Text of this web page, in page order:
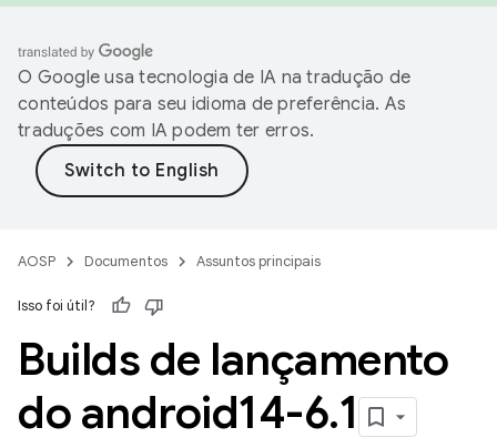
O Google usa tecnologia de IA na tradução de
conteúdos para seu idioma de preferência. As
traduções com IA podem ter erros.
AOSP Documentos Assuntos principais
Isso foi útil?
Builds de lançamento
do android14-6.1